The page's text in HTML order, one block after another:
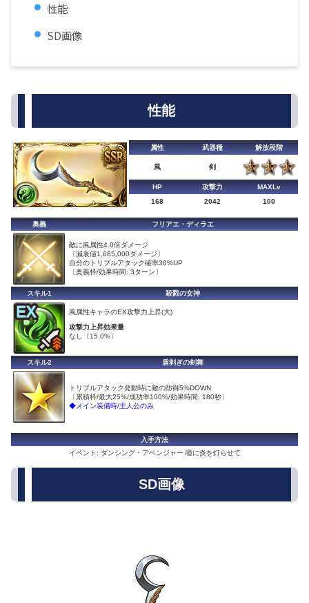
性能
SD画像
性能
属性 武器種 解放段階
風 剣
HP 攻撃力
MAXLv
168
2042 100
奥義 フリアエ・ディラエ
敵に風属性4.0倍ダメージ
〔減衰値1,685,000ダメージ〕
自分のトリプルアタック確率30%UP
〔奥義枠/効果時間: 3ターン〕
スキル1 殺戮の女神
風属性キャラのEX攻撃力上昇(大)
攻撃力上昇効果量
なし〔15.0%〕
スキル2 盾剥ぎの剣舞
トリプルアタック発動時に敵の防御5%DOWN
〔累積枠/最大25%/成功率100%/効果時間: 180秒〕
◆メイン装備時/主人公のみ
入手方法
イベント: ダンシング・アベンジャー 瞳に炎を灯らせて
SD画像